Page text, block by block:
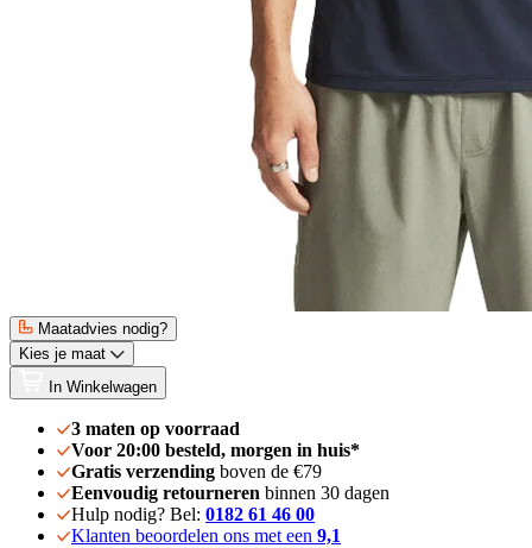
Maatadvies nodig?
Kies je maat
In Winkelwagen
3 maten op voorraad
Voor 20:00 besteld, morgen in huis*
Gratis verzending boven de €79
Eenvoudig retourneren binnen 30 dagen
Hulp nodig? Bel: 0182 61 46 00
Klanten beoordelen ons met een 9,1